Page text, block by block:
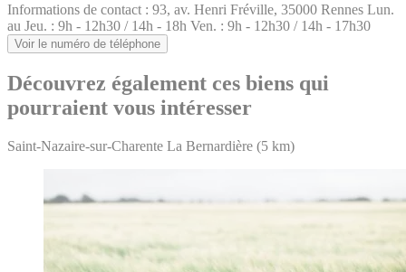
Informations de contact : 93, av. Henri Fréville, 35000 Rennes Lun.
au Jeu. : 9h - 12h30 / 14h - 18h Ven. : 9h - 12h30 / 14h - 17h30
Voir le numéro de téléphone
Découvrez également ces biens qui
pourraient vous intéresser
Saint-Nazaire-sur-Charente La Bernardière (5 km)